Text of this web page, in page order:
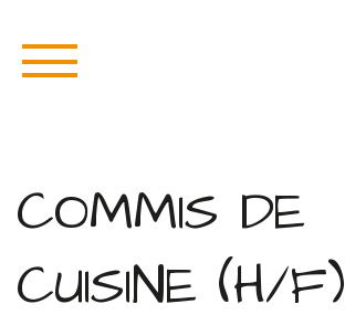
COMMIS DE
CUISINE (H/F)